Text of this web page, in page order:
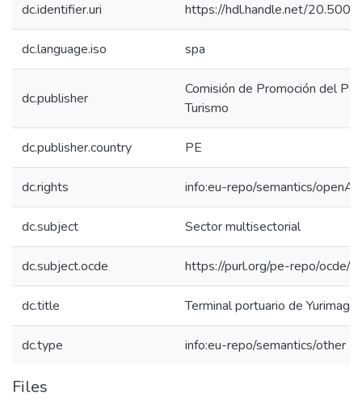
dc.identifier.uri https://hdl.handle.net/
dc.language.iso spa
dc.publisher
Comisión de Promoción del
Turismo
dc.publisher.country PE
dc.rights info:eu-repo/semantics/
dc.subject Sector multisectorial
dc.subject.ocde https://purl.org/pe-repo/ocde/
dc.title Terminal portuario de
dc.type info:eu-repo/semantics/other
Files